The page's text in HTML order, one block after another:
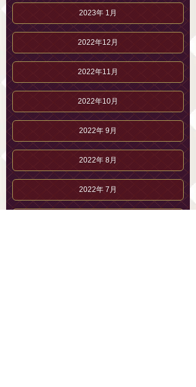
2023年 1月
2022年12月
2022年11月
2022年10月
2022年 9月
2022年 8月
2022年 7月